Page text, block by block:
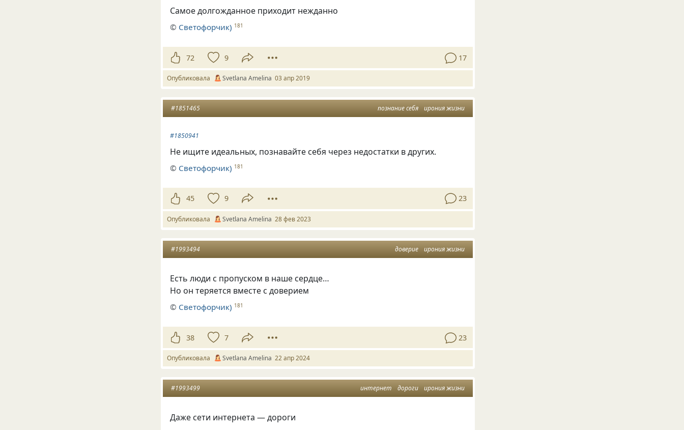
Самое долгожданное приходит нежданно
© Светофорчик) 181
72 9 17
Опубликовала Svetlana Amelina 03 апр 2019
познание себя ирония жизни
#1851465
#1850941
Не ищите идеальных, познавайте себя через недостатки в других.
© Светофорчик) 181
45 9 23
Опубликовала Svetlana Amelina 28 фев 2023
доверие ирония жизни
#1993494
Есть люди с пропуском в наше сердце…
Но он теряется вместе с доверием
© Светофорчик) 181
38 7 23
Опубликовала Svetlana Amelina 22 апр 2024
интернет дороги ирония жизни
#1993499
Даже сети интернета — дороги